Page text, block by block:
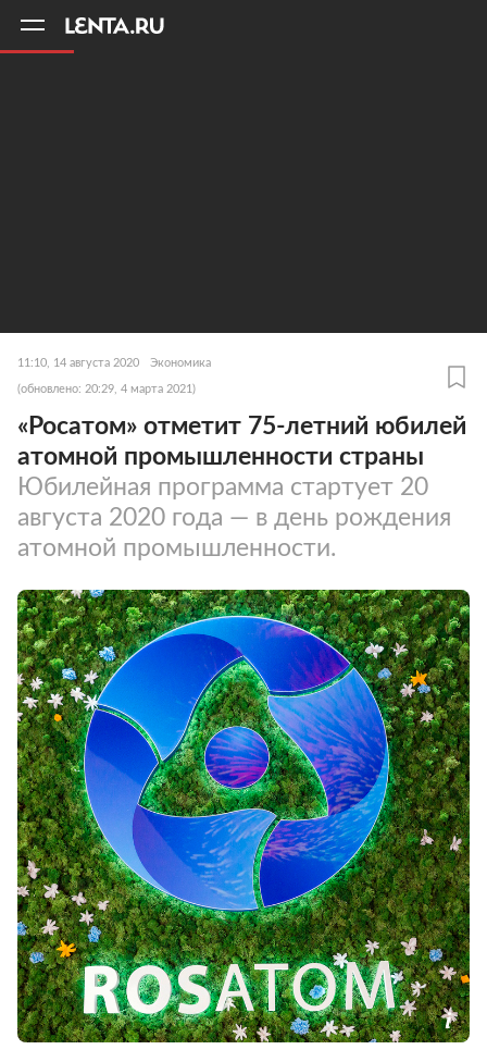
11:10, 14 августа 2020 Экономика
(обновлено: 20:29, 4 марта 2021)
«Росатом» отметит 75-летний юбилей
атомной промышленности страны
Юбилейная программа стартует 20
августа 2020 года — в день рождения
атомной промышленности.